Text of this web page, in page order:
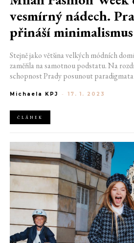
vesmírný nádech.
přináší
Stejně jako většina velkých módních
zaměřila na samotnou podstatu. Na
schopnost Prady posunout
se podívat na kolekci s názvem "LET’S TALK ABOUT
Michaela KPJ - 17. 1. 2023
ČLÁNEK